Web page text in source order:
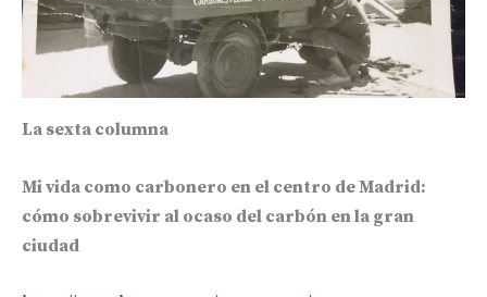
La sexta columna
Mi vida como carbonero en el centro de Madrid:
cómo sobrevivir al ocaso del carbón en la gran
ciudad